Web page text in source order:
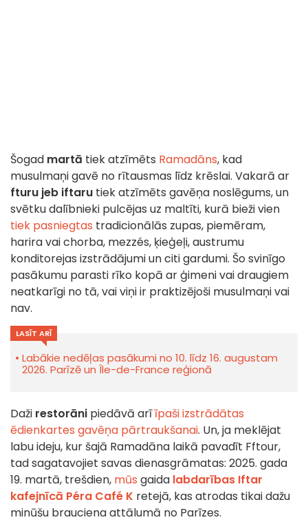
Šogad martā tiek atzīmēts Ramadāns, kad
musulmaņi gavē no rītausmas līdz krēslai. Vakarā ar
fturu jeb iftaru tiek atzīmēts gavēņa noslēgums, un
svētku dalībnieki pulcējas uz maltīti, kurā bieži vien
tiek pasniegtas tradicionālās zupas, piemēram,
harira vai chorba, mezzés, ķieģeļi, austrumu
konditorejas izstrādājumi un citi gardumi. Šo svinīgo
pasākumu parasti rīko kopā ar ģimeni vai draugiem
neatkarīgi no tā, vai viņi ir praktizējoši musulmaņi vai
nav.
LASĪT ARĪ
Labākie nedēļas pasākumi no 10. līdz 16. augustam
2026. Parīzē un Île-de-France reģionā
Daži restorāni piedāvā arīīpaši izstrādātas
ēdienkartes gavēņa pārtraukšanai. Un, ja meklējat
labu ideju, kur šajā Ramadāna laikā pavadīt Fftour,
tad sagatavojiet savas dienasgrāmatas: 2025. gada
19. martā, trešdien, mūs gaida labdarības Iftar
kafejnīcā Péra Café K retejā, kas atrodas tikai dažu
minūšu brauciena attālumā no Parīzes.